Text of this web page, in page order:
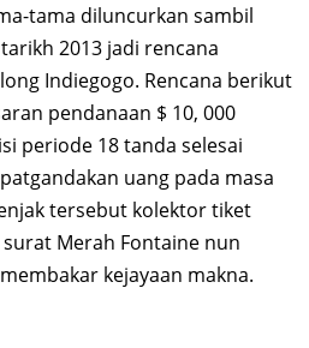
tama diluncurkan sambil
2013 jadi rencana
Indiegogo. Rencana berikut
pendanaan $ 10, 000
periode 18 tanda selesai
uang pada masa
tersebut kolektor tiket
Merah Fontaine nun
kejayaan makna.